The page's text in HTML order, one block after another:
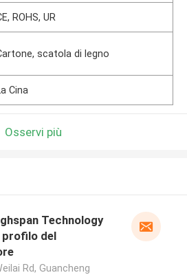
ROHS, UR
scatola di legno
Cina
Osservi più
Technology
profilo del
Rd, Guancheng